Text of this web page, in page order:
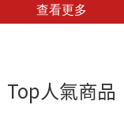
查看更多
Top人氣商品